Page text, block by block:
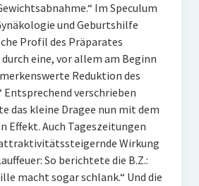
Im Speculum
und Geburtshilfe
Profil des Präparates
eine, vor allem am Beginn
Reduktion des
Entsprechend verschrieben
das kleine Dragee nun mit dem
Effekt. Auch Tageszeitungen
Wirkung
So berichtete die B.Z.:
macht sogar schlank.“ Und die